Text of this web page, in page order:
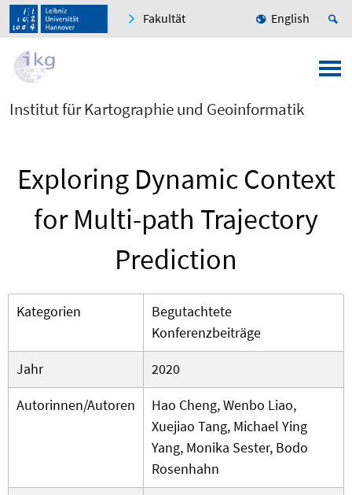
Fakultät English
Institut für Kartographie und Geoinformatik
Exploring Dynamic Context
for Multi-path Trajectory
Prediction
Kategorien
Begutachtete
Konferenzbeiträge
Jahr
2020
Autorinnen/Autoren
Hao Cheng, Wenbo Liao,
Xuejiao Tang, Michael Ying
Yang, Monika Sester, Bodo
Rosenhahn